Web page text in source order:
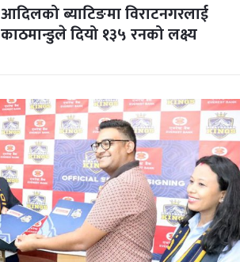
आदिलको ब्याटिङमा विराटनगरलाई
काठमान्डुले दियो १३५ रनको लक्ष्य